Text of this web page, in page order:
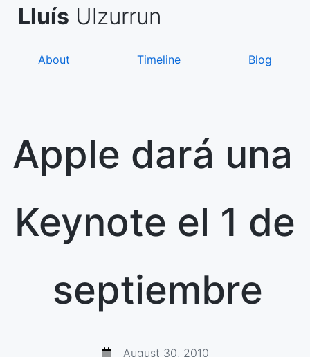
SkipLluís Ulzurrun
About Timeline Blog
Apple dará una
Keynote el 1 de
septiembre
August 30, 2010